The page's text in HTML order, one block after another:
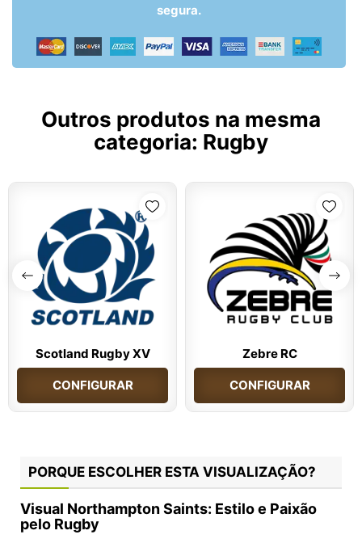
segura.
Outros produtos na mesma
categoria: Rugby
Scotland Rugby XV
CONFIGURAR
Zebre RC
CONFIGURAR
PORQUE ESCOLHER ESTA VISUALIZAÇÃO?
Visual Northampton Saints: Estilo e Paixão
pelo Rugby